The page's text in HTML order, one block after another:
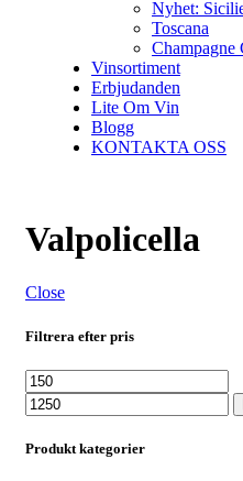
Nyhet:
Toscana
Champagne
Vinsortiment
Erbjudanden
Lite Om Vin
Blogg
KONTAKTA OSS
Valpolicella
Close
Filtrera efter pris
Min
pris
Produkt kategorier